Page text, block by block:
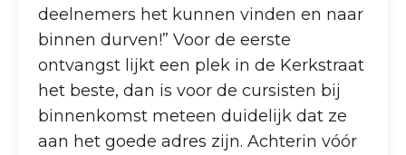
deelnemers het kunnen vinden en naar
binnen durven!” Voor de eerste
ontvangst lijkt een plek in de Kerkstraat
het beste, dan is voor de cursisten bij
binnenkomst meteen duidelijk dat ze
aan het goede adres zijn. Achterin vóór